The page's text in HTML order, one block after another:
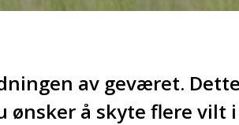
av geværet.
å skyte flere vilt